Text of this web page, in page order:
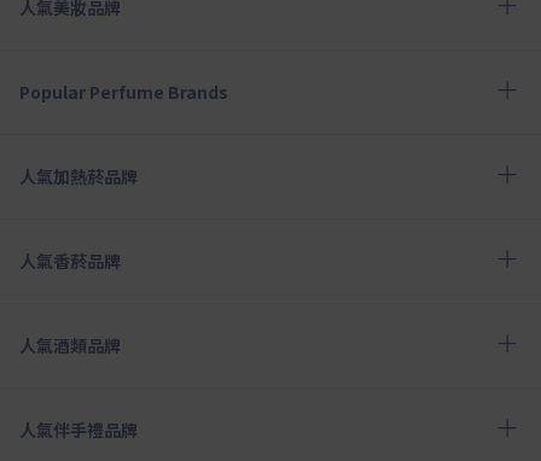
人氣美妝品牌
Popular Perfume Brands
人氣加熱菸品牌
人氣香菸品牌
人氣酒類品牌
人氣伴手禮品牌